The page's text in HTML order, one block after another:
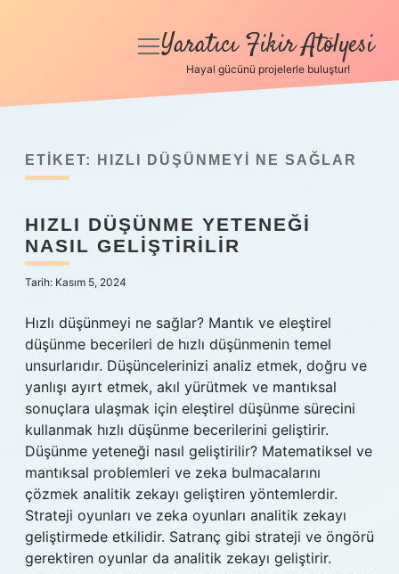
Anasayfa
Yasal Uyarı
Hakkımızda
menüyü
Yaratıcı Fikir Atölyesi
Hayal gücünü projelerle buluştur!
ETIKET: HIZLI DÜŞÜNMEYI NE SAĞLAR
HIZLI DÜŞÜNME YETENEĞI
NASIL GELIŞTIRILIR
Tarih: Kasım 5, 2024
Hızlı düşünmeyi ne sağlar? Mantık ve eleştirel
düşünme becerileri de hızlı düşünmenin temel
unsurlarıdır. Düşüncelerinizi analiz etmek, doğru ve
yanlışı ayırt etmek, akıl yürütmek ve mantıksal
sonuçlara ulaşmak için eleştirel düşünme sürecini
kullanmak hızlı düşünme becerilerini geliştirir.
Düşünme yeteneği nasıl geliştirilir? Matematiksel ve
mantıksal problemleri ve zeka bulmacalarını
çözmek analitik zekayı geliştiren yöntemlerdir.
Strateji oyunları ve zeka oyunları analitik zekayı
geliştirmede etkilidir. Satranç gibi strateji ve öngörü
gerektiren oyunlar da analitik zekayı geliştirir.